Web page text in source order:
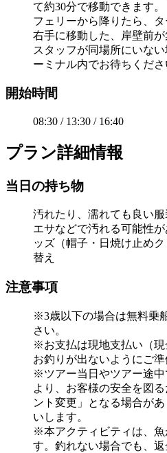
て約30分で移動できます。
フェリーから降りたら、
右手に移動した、岸壁前が
スタッフが同場所にいな
ーミナル内でお待ちくださ
開始時間
08:30 / 13:30 / 16:40
プラン詳細情報
当日の持ち物
汚れたり、濡れても良い服
エサなどで汚れる可能性
ッズ（帽子・日焼け止め
替え
注意事項
※3歳以下の場合は無料乗
さい。
※お支払は現地支払い（現
お釣りが出ないようにご準
※ツアー当日やツアー途
より、お客様の安全を図
ント変更」となる場合が
いします。
※本アクティビティは、魚
す。釣れない場合でも、